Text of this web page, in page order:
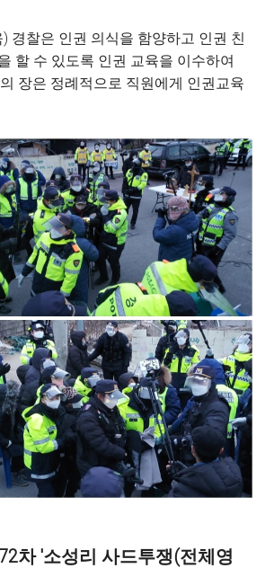
경찰은 인권 의식을 함양하고 인권 친
할 수 있도록 인권 교육을 이수하여
장은 정례적으로 직원에게 인권교육
차 '소성리 사드투쟁(전체영